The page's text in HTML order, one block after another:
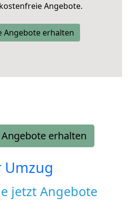
Angebote.
Angebote erhalten
erhalten
Umzug
jetzt Angebote